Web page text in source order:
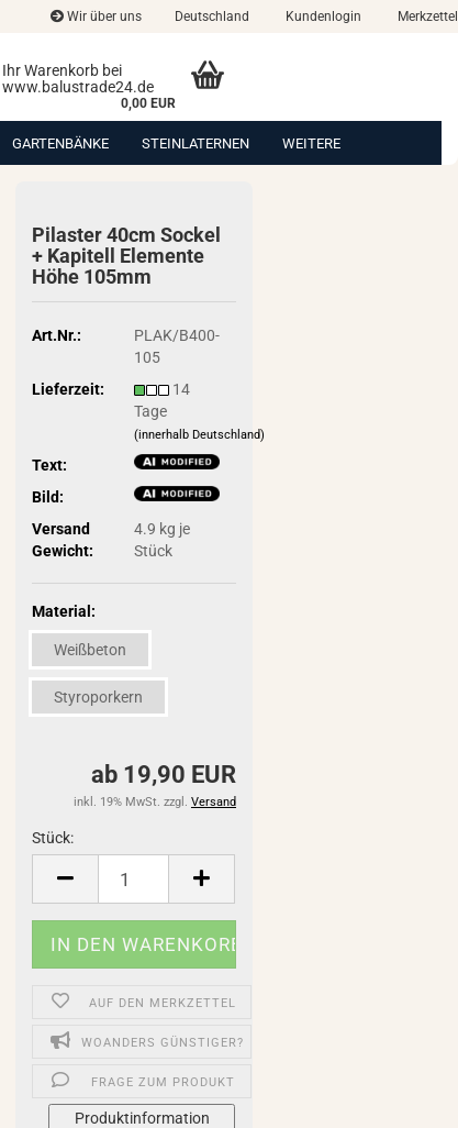
Wir über uns Deutschland Kundenlogin Merkzettel
Ihr Warenkorb bei
www.balustrade24.de
0,00 EUR
GARTENBÄNKE STEINLATERNEN WEITERE
Pi­las­ter 40cm So­ckel
+ Ka­pi­tell Ele­men­te
Höhe 105mm
Art.Nr.:
PLAK/B400-
105
Lieferzeit:
14
Tage
(innerhalb Deutschland)
Text:
Bild:
Versand
Gewicht:
4.9 kg je
Stück
Material:
Weißbeton
Styroporkern
ab 19,90 EUR
inkl. 19% MwSt. zzgl. Versand
Stück:
Stück
AUF DEN MERKZETTEL
WOANDERS GÜNSTIGER?
FRAGE ZUM PRODUKT
Produktinformation